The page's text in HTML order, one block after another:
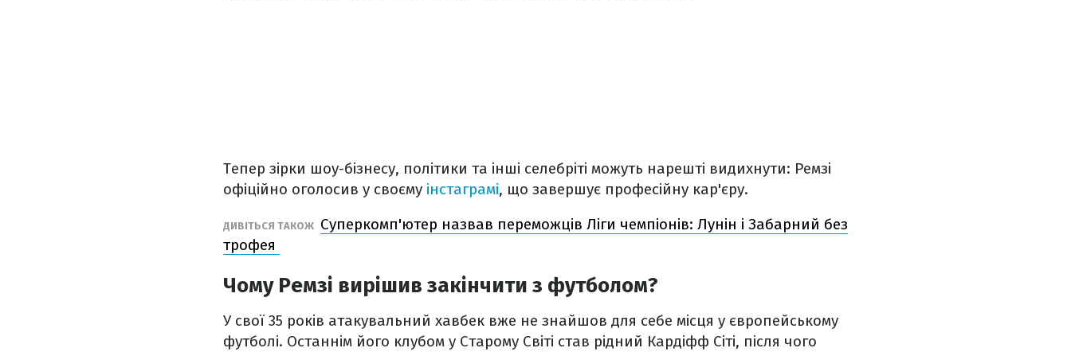
Тепер зірки шоу-бізнесу, політики та інші селебріті можуть нарешті видихнути: Ремзі
офіційно оголосив у своєму інстаграмі, що завершує професійну кар'єру.
ДИВІТЬСЯ ТАКОЖ Суперкомп'ютер назвав переможців Ліги чемпіонів: Лунін і Забарний без
трофея
Чому Ремзі вирішив закінчити з футболом?
У свої 35 років атакувальний хавбек вже не знайшов для себе місця у європейському
футболі. Останнім його клубом у Старому Світі став рідний Кардіфф Сіті, після чого